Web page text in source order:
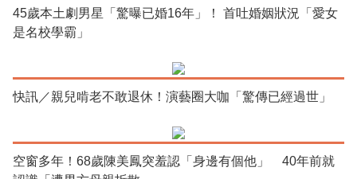
45歲本土劇男星「驚曝已婚16年」！ 首吐婚姻狀況「愛女
是名校學霸」
快訊／親兒啃老不敢退休！演藝圈大咖「驚傳已經過世」
空窗多年！68歲陳美鳳突羞認「身邊有個他」 40年前就